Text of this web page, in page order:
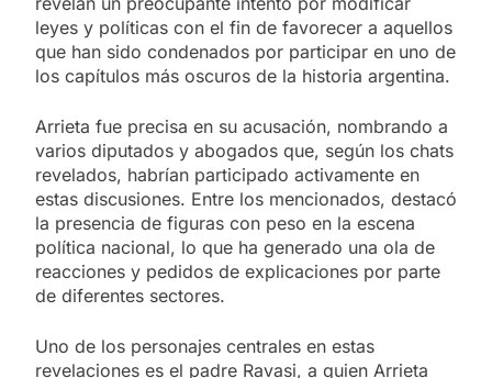
leyes y políticas con el fin de favorecer a aquellos
que han sido condenados por participar en uno de
los capítulos más oscuros de la historia argentina.
Arrieta fue precisa en su acusación, nombrando a
varios diputados y abogados que, según los chats
revelados, habrían participado activamente en
estas discusiones. Entre los mencionados, destacó
la presencia de figuras con peso en la escena
política nacional, lo que ha generado una ola de
reacciones y pedidos de explicaciones por parte
de diferentes sectores.
Uno de los personajes centrales en estas
revelaciones es el padre Ravasi, a quien Arrieta